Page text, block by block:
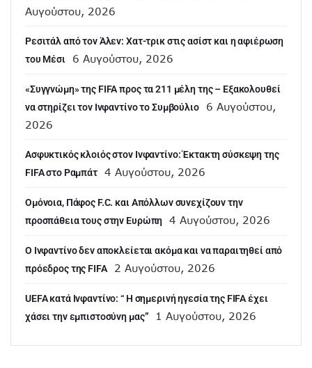
Αυγούστου, 2026
Ρεσιτάλ από τον Άλεν: Χατ-τρικ στις ασίστ και η αφιέρωση
του Μέσι
6 Αυγούστου, 2026
«Συγγνώμη» της FIFA προς τα 211 μέλη της – Εξακολουθεί
να στηρίζει τον Ινφαντίνο το Συμβούλιο
6 Αυγούστου,
2026
Ασφυκτικός κλοιός στον Ινφαντίνο: Έκτακτη σύσκεψη της
FIFA στο Ραμπάτ
4 Αυγούστου, 2026
Ομόνοια, Πάφος F.C. και Απόλλων συνεχίζουν την
προσπάθεια τους στην Ευρώπη
4 Αυγούστου, 2026
Ο Ινφαντίνο δεν αποκλείεται ακόμα και να παραιτηθεί από
πρόεδρος της FIFA
2 Αυγούστου, 2026
UEFA κατά Ινφαντίνο: “ H σημερινή ηγεσία της FIFA έχει
χάσει την εμπιστοσύνη μας”
1 Αυγούστου, 2026